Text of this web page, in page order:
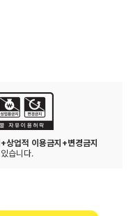
상업적 이용금지+변경금지
습니다.